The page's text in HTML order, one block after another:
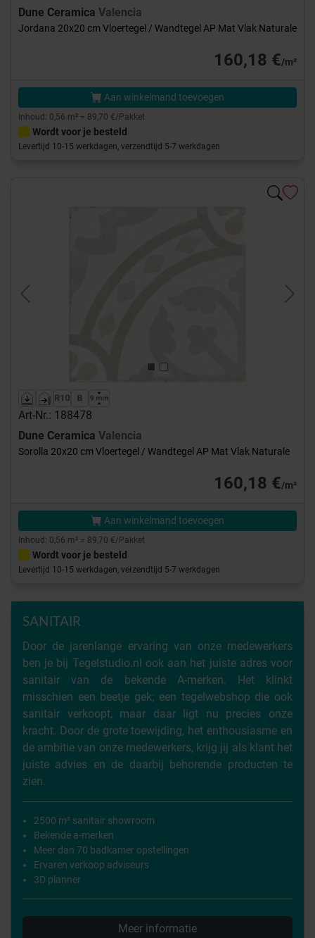
Dune Ceramica Valencia
Jordana 20x20 cm Vloertegel / Wandtegel AP Mat Vlak Naturale
160,18 €/m²
Aan winkelmand toevoegen
Inhoud: 0,56 m² = 89,70 €/Pakket
Wordt voor je besteld
Levertijd 10-15 werkdagen, verzendtijd 5-7 werkdagen
Previous Next
Art-Nr.: 188478
Dune Ceramica Valencia
Sorolla 20x20 cm Vloertegel / Wandtegel AP Mat Vlak Naturale
160,18 €/m²
Aan winkelmand toevoegen
Inhoud: 0,56 m² = 89,70 €/Pakket
Wordt voor je besteld
Levertijd 10-15 werkdagen, verzendtijd 5-7 werkdagen
SANITAIR
Door de jarenlange ervaring van onze medewerkers
ben je bij Tegelstudio.nl ook aan het juiste adres voor
sanitair van de bekende A-merken. Het klinkt
misschien een beetje gek; een tegelwebshop die ook
sanitair verkoopt, maar daar ligt nu precies onze
kracht. Door de grote toewijding, het enthousiasme en
de ambitie van onze medewerkers, krijg jij als klant het
juiste advies en de daarbij behorende producten te
zien.
2500 m² sanitair showroom
Bekende a-merken
Meer dan 70 badkamer opstellingen
Ervaren verkoop adviseurs
3D planner
Meer informatie